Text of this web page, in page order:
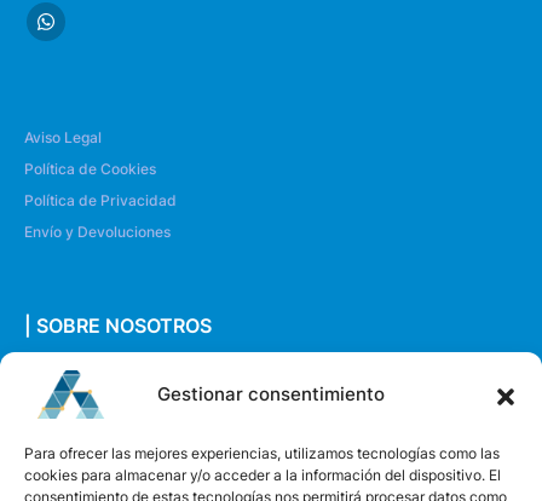
Gestionar consentimiento
Para ofrecer las mejores experiencias, utilizamos tecnologías como las
cookies para almacenar y/o acceder a la información del dispositivo. El
consentimiento de estas tecnologías nos permitirá procesar datos como
Aviso Legal
Política de Cookies
Política de Privacidad
Envío y Devoluciones
| SOBRE NOSOTROS
Quiénes somos
Envíanos un mensaje